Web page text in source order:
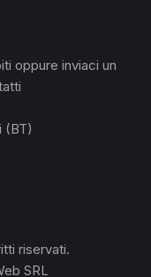
oppure inviaci un
(BT)
riservati.
SRL